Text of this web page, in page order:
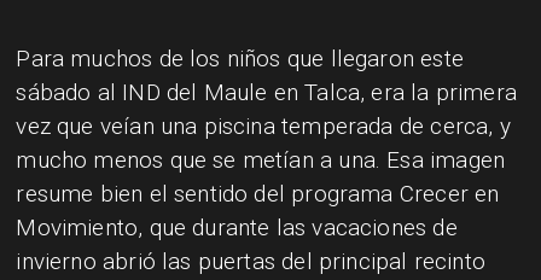
Para muchos de los niños que llegaron este
sábado al IND del Maule en Talca, era la primera
vez que veían una piscina temperada de cerca, y
mucho menos que se metían a una. Esa imagen
resume bien el sentido del programa Crecer en
Movimiento, que durante las vacaciones de
invierno abrió las puertas del principal recinto